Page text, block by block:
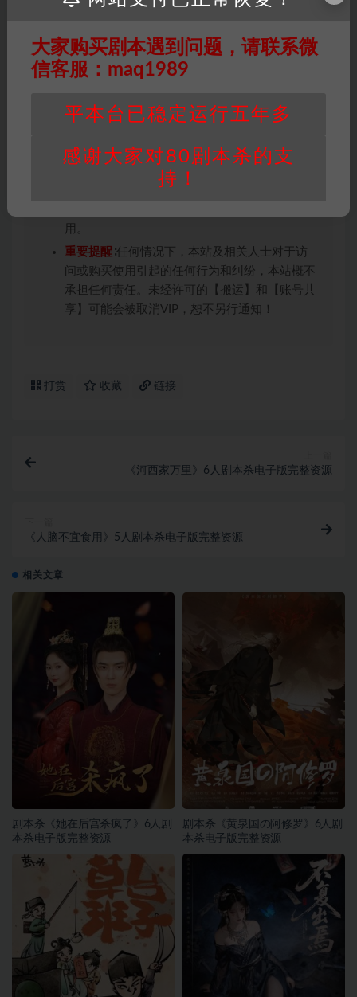
用于商业用途!任何人访问、浏览本站，购买或
条约约束，并遵守所有适用的法律法规。
版权归属
：本站提供的任何剧本杀资源内容的版
件通知并提供相关证实资料至邮箱
会在三天内下架相关剧本攻略。
∶剧本杀下载所需积分非剧本杀资源自
身价值，本站积分为本站收取的赞助费，用于本
用。
重要提醒 ∶任何情况下，本站及相关人士对于访
问或购买使用引起的任何行为和纠纷，本站概不
承担任何责任。未经许可的【搬运】和【账号共
享】可能会被取消VIP，恕不另行通知！
打赏 收藏 链接
《河西家万里》6人剧本杀电子版完整资源
《人脑不宜食用》5人剧本杀电子版完整资源
相关文章
剧本杀《她在后宫杀疯了》6人剧
本杀电子版完整资源
剧本杀《黄泉国の阿修罗》6人剧
本杀电子版完整资源
大家购买剧本遇到问题，请联系微
信客服：maq1989
平本台已稳定运行五年多
感谢大家对80剧本杀的支
持！